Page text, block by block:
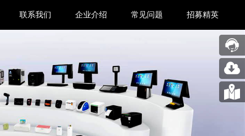
联系我们
业务合作
回收再利用服务
企业介绍
关于我们
图片展示
合作伙伴
常见问题 招募精英